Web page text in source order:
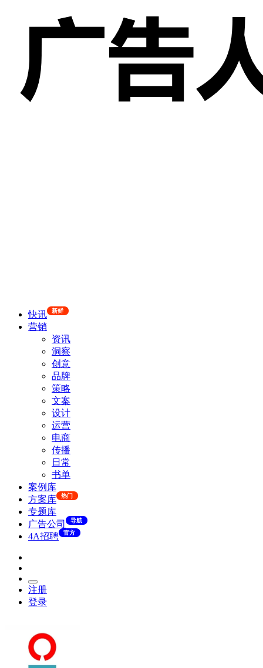
快讯 新鲜
营销
资讯
洞察
创意
品牌
策略
文案
设计
运营
电商
传播
日常
书单
案例库
方案库
热门
专题库
广告公司
导航
4A招聘 官方
注册
登录